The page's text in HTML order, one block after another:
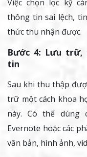
Việc chọn lọc kỹ
thông tin sai lệch,
thức thu nhận được.
Bước 4: Lưu trữ,
tin
Sau khi thu thập
trữ một cách khoa
này. Có thể dùng
Evernote hoặc các
văn bản, hình ảnh,